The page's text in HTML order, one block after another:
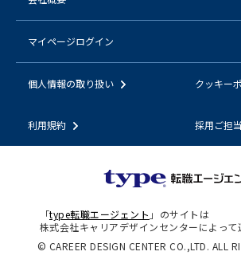
マイページログイン
個人情報の取り扱い クッキー
利用規約 採用ご担
「type転職エージェント 」のサイトは
株式会社キャリアデザインセンターによっ
© CAREER DESIGN CENTER CO.,LTD. ALL